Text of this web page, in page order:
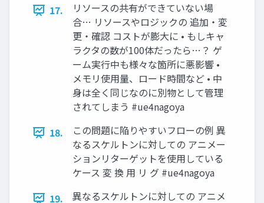
17.
リソースの共有ができていない場
合… リソースやロジックの 追加・変
更・確認 コストが膨大に • もしキャ
ラクタの数が100体だったら…？ ゲ
ーム実行中も様々な箇所に悪影響 •
メモリ使用量、ロード時間など • 中
身は全く同じなのに別物として管理
されてしまう #ue4nagoya
18.
この問題に陥りやすいフローの例 異
なるスケルトンに対しての アニメー
ションリターゲットを使用している
ケース 変 換 用 リ グ #ue4nagoya
19.
異なるスケルトンに対しての アニメ